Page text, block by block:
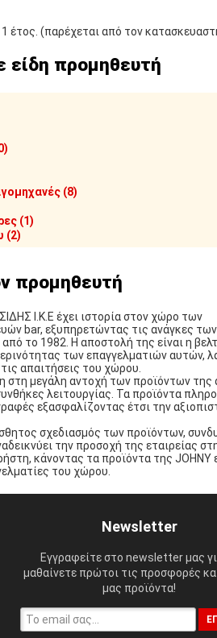
έτος. (παρέχεται από τον
είδη προμηθευτή
(8)
(1)
(2)
προμηθευτή
Ι.Κ.Ε έχει ιστορία στον χώρο των
bar, εξυπηρετώντας τις ανάγκες των
το 1982. Η αποστολή της είναι η
των επαγγελματιών αυτών,
απαιτήσεις του χώρου.
στη μεγάλη αντοχή των προϊόντων της
λειτουργίας. Τα προϊόντα
εξασφαλίζοντας έτσι την
σχεδιασμός των προϊόντων,
την προσοχή της εταιρείας
κάνοντας τα προϊόντα της JOHNY
του χώρου.
Newsletter
Εγγραφείτε στο newsletter μας
μαθαίνετε πρώτοι τις προσφορές
μας προϊόντα!